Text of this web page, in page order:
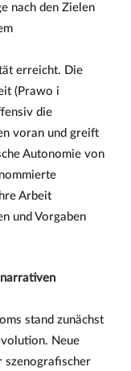
nach den Zielen
erreicht. Die
(Prawo i
die
voran und greift
Autonomie von
Arbeit
und Vorgaben
stand zunächst
Neue
szenografischer